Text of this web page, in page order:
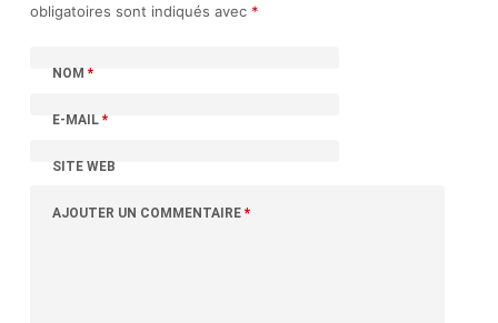
obligatoires sont indiqués avec *
NOM *
E-MAIL*
SITE WEB
AJOUTER UN COMMENTAIRE*